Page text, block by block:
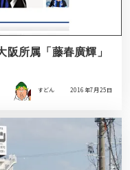
阪所属「藤春廣輝」
すどん 2016年7月25日